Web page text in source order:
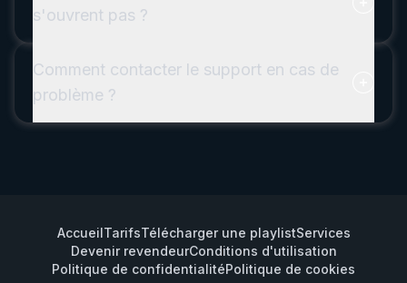
s'ouvrent pas ?
Comment contacter le support en cas de
problème ?
AccueilTarifsTélécharger une playlistServices
Devenir revendeurConditions d'utilisation
Politique de confidentialitéPolitique de cookies